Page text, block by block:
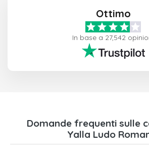
Ottimo
In base a 27,542
Domande frequenti sulle
Yalla Ludo